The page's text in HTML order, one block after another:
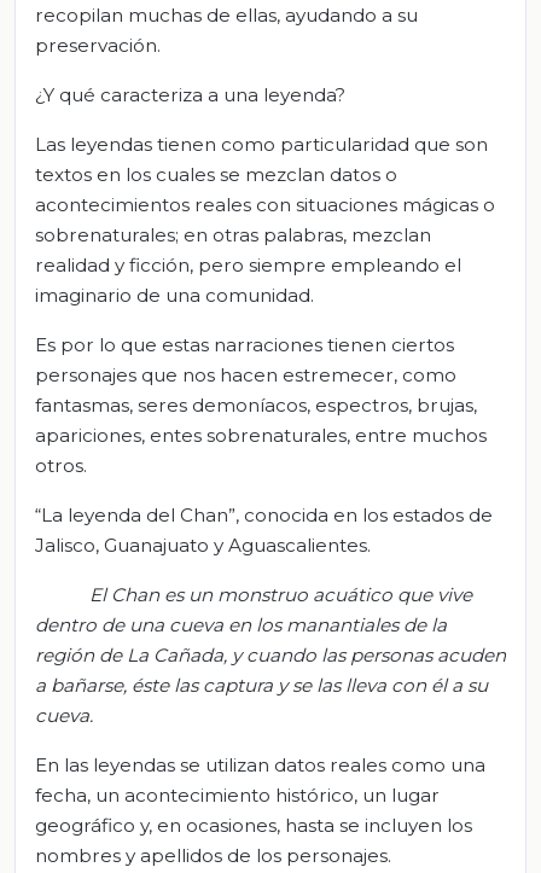
recopilan muchas de ellas, ayudando a su
preservación.
¿Y qué caracteriza a una leyenda?
Las leyendas tienen como particularidad que son
textos en los cuales se mezclan datos o
acontecimientos reales con situaciones mágicas o
sobrenaturales; en otras palabras, mezclan
realidad y ficción, pero siempre empleando el
imaginario de una comunidad.
Es por lo que estas narraciones tienen ciertos
personajes que nos hacen estremecer, como
fantasmas, seres demoníacos, espectros, brujas,
apariciones, entes sobrenaturales, entre muchos
otros.
“La leyenda del Chan”, conocida en los estados de
Jalisco, Guanajuato y Aguascalientes.
El Chan es un monstruo acuático que vive
dentro de una cueva en los manantiales de la
región de La Cañada, y cuando las personas acuden
a bañarse, éste las captura y se las lleva con él a su
cueva.
En las leyendas se utilizan datos reales como una
fecha, un acontecimiento histórico, un lugar
geográfico y, en ocasiones, hasta se incluyen los
nombres y apellidos de los personajes.